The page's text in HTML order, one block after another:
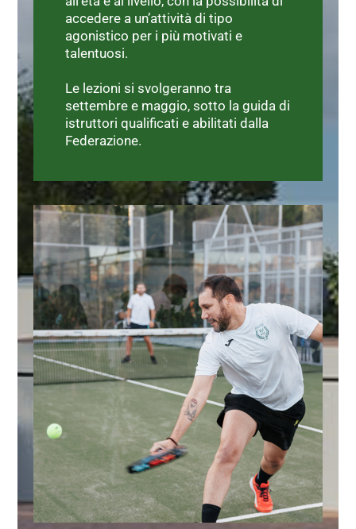
accedere a un’attività di tipo
agonistico per i più motivati e
talentuosi.
Le lezioni si svolgeranno tra
settembre e maggio, sotto la guida di
istruttori qualificati e abilitati dalla
Federazione.